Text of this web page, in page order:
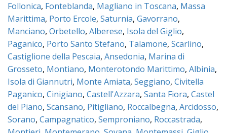
Follonica, Fonteblanda, Magliano in Toscana, Massa
Marittima, Porto Ercole, Saturnia, Gavorrano,
Manciano, Orbetello, Alberese, Isola del Giglio,
Paganico, Porto Santo Stefano, Talamone, Scarlino,
Castiglione della Pescaia, Ansedonia, Marina di
Grosseto, Montiano, Monterotondo Marittimo, Albinia,
Isola di Giannutri, Monte Amiata, Seggiano, Civitella
Paganico, Cinigiano, Castell'Azzara, Santa Fiora, Castel
del Piano, Scansano, Pitigliano, Roccalbegna, Arcidosso,
Sorano, Campagnatico, Semproniano, Roccastrada,